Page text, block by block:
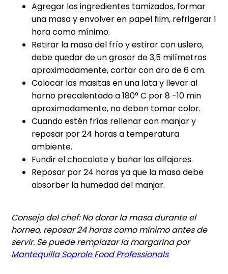
Agregar los ingredientes tamizados, formar
una masa y envolver en papel film, refrigerar 1
hora como mínimo.
Retirar la masa del frío y estirar con uslero,
debe quedar de un grosor de 3,5 milímetros
aproximadamente, cortar con aro de 6 cm.
Colocar las masitas en una lata y llevar al
horno precalentado a 180° C por 8 -10 min
aproximadamente, no deben tomar color.
Cuando estén frías rellenar con manjar y
reposar por 24 horas a temperatura
ambiente.
Fundir el chocolate y bañar los alfajores.
Reposar por 24 horas ya que la masa debe
absorber la humedad del manjar.
Consejo del chef: No dorar la masa durante el
horneo, reposar 24 horas como mínimo antes de
servir. Se puede remplazar la margarina por
Mantequilla Soprole Food Professionals